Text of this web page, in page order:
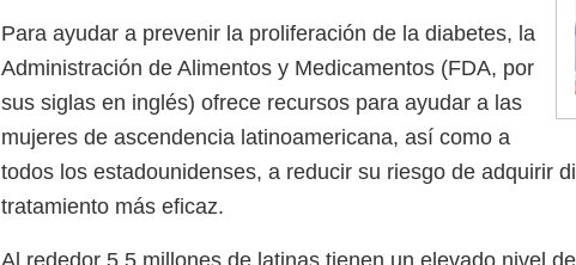
Para ayudar a prevenir la proliferación de la diabetes, la
Administración de Alimentos y Medicamentos (FDA, por
sus siglas en inglés) ofrece recursos para ayudar a las
mujeres de ascendencia latinoamericana, así como a
todos los estadounidenses, a reducir su riesgo de adquirir
tratamiento más eficaz.